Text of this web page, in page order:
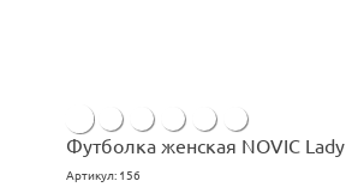
Футболка женская NOVIC Lady
Артикул: 156